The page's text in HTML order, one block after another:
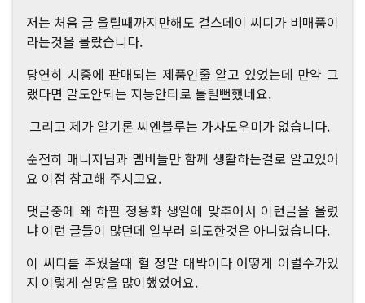
저는 처음 글 올릴때까지만해도 걸스데이 씨디가 비매품이
라는것을 몰랐습니다.
당연히 시중에 판매되는 제품인줄 알고 있었는데 만약 그
랬다면 말도안되는 지능안티로 몰릴뻔했네요.
그리고 제가 알기론 씨엔블루는 가사도우미가 없습니다.
순전히 매니저님과 멤버들만 함께 생활하는걸로 알고있어
요 이점 참고해 주시고요.
댓글중에 왜 하필 정용화 생일에 맞추어서 이런글을 올렸
냐 이런 글들이 많던데 일부러 의도한것은 아니였습니다.
이 씨디를 주웠을때 헐 정말 대박이다 어떻게 이럴수가있
지 이렇게 실망을 많이했었어요.